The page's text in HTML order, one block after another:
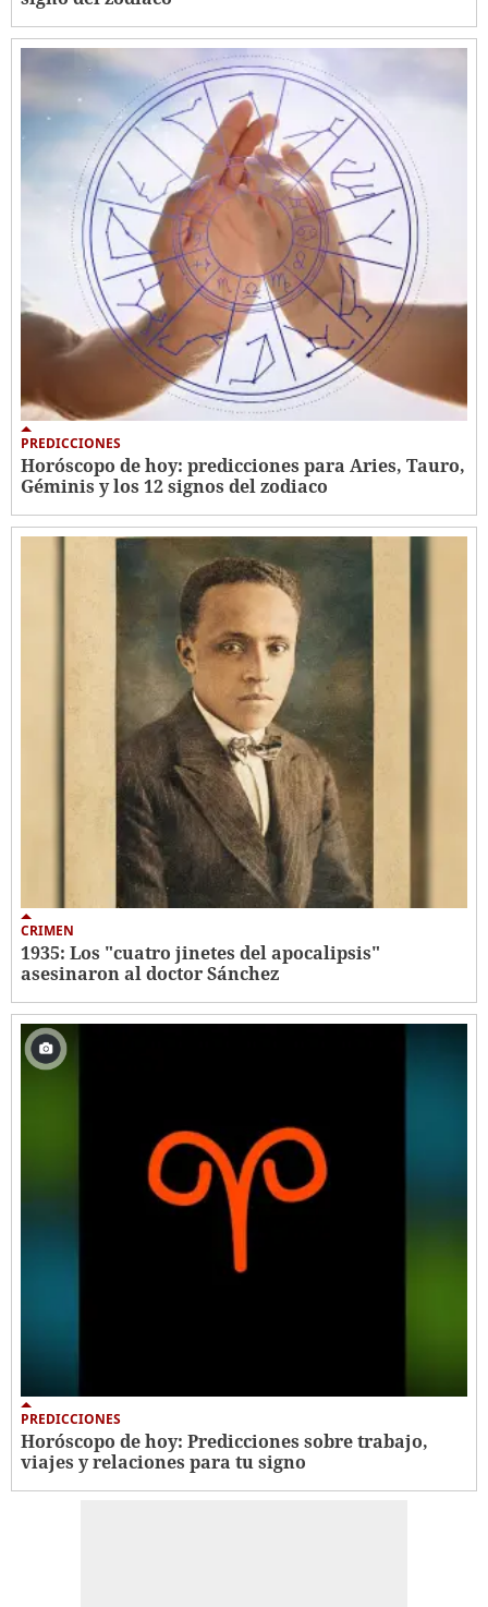
PREDICCIONES
Horóscopo de hoy: predicciones para Aries, Tauro,
Géminis y los 12 signos del zodiaco
CRIMEN
1935: Los "cuatro jinetes del apocalipsis"
asesinaron al doctor Sánchez
PREDICCIONES
Horóscopo de hoy: Predicciones sobre trabajo,
viajes y relaciones para tu signo